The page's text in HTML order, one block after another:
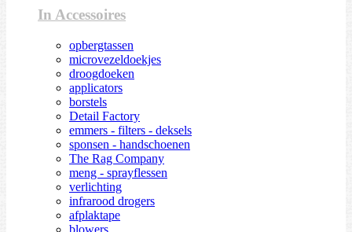
In Accessoires
opbergtassen
microvezeldoekjes
droogdoeken
applicators
borstels
Detail Factory
emmers - filters - deksels
sponsen - handschoenen
The Rag Company
meng - sprayflessen
verlichting
infrarood drogers
afplaktape
blowers